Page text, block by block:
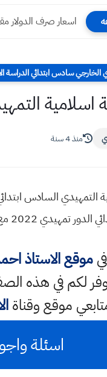
اسعار صرف الدولار مقابل
الخارجي سادس ابتدائي الدراسة
منذ 4 سنة
السادس ابتدائي 2022 حل لاسئلة تمهيدي اسلامية
موقع الاستاذ
موقع وقناة
اسئلة